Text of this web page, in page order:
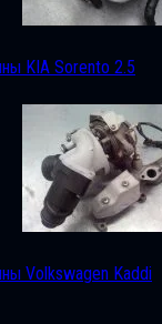
KIA Sorento 2.5
Volkswagen Kaddi